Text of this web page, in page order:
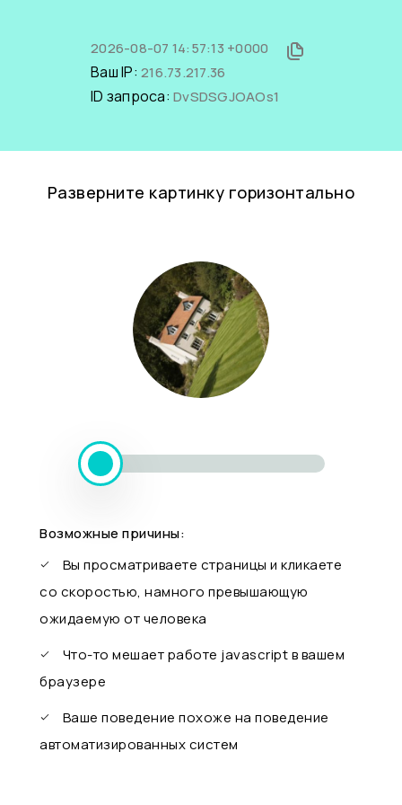
2026-08-07 14:57:13 +0000
Ваш IP: 216.73.217.36
ID запроса: DvSDSGJOAOs1
Разверните картинку горизонтально
Возможные причины:
Вы просматриваете страницы и кликаете
со скоростью, намного превышающую
ожидаемую от человека
Что-то мешает работе javascript в вашем
браузере
Ваше поведение похоже на поведение
автоматизированных систем